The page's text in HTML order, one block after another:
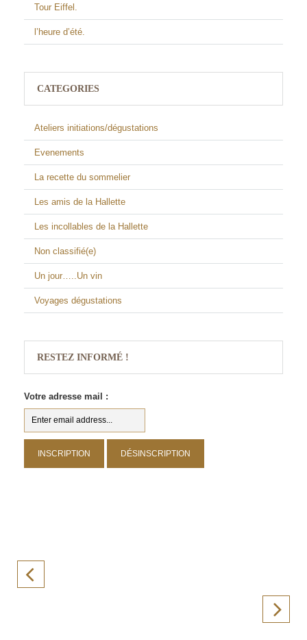
Tour Eiffel.
l’heure d’été.
CATEGORIES
Ateliers initiations/dégustations
Evenements
La recette du sommelier
Les amis de la Hallette
Les incollables de la Hallette
Non classifié(e)
Un jour…..Un vin
Voyages dégustations
RESTEZ INFORMÉ !
Votre adresse mail :